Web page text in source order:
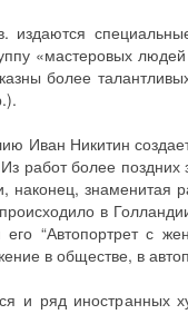
«мастеровых
более
Иван Никитин
работ более
наконец,
происходило в
его “Автопортрет с
в обществе, в
и ряд иностранных